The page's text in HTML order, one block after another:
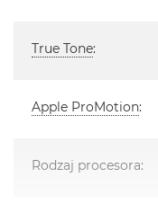
M
B
k
A
Zasilacz USB‑C o
Układ
True Tone:
Apple ProMotion:
Rodzaj procesora: